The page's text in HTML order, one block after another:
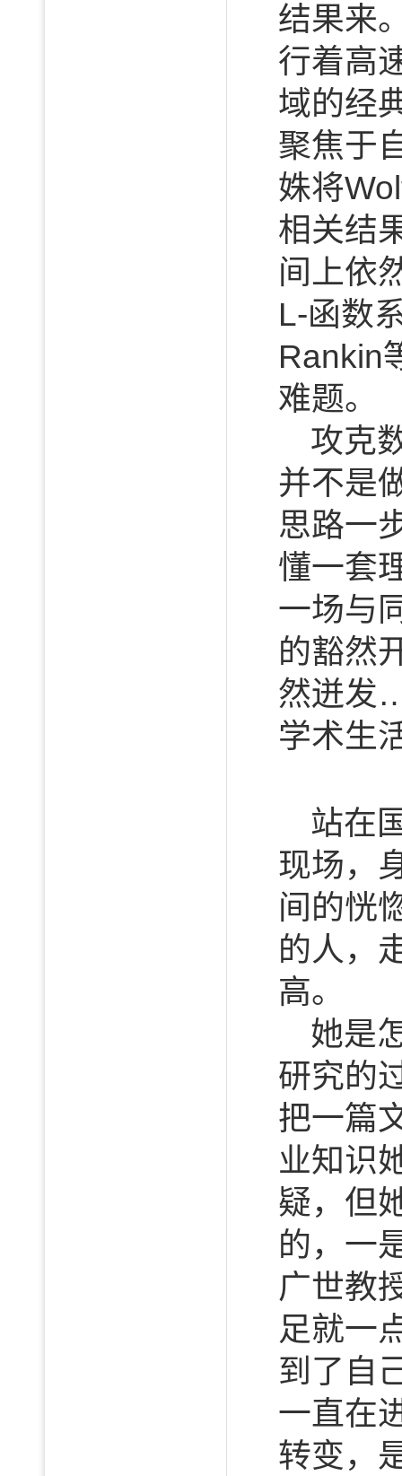
结果来
行着高
域的经
聚焦于
姝将
相关结
间上依
L-函数
Rankin
难题。
攻克
并不是
思路一
懂一套
一场与
的豁然
然迸发
学术生
站在
现场，
间的恍
的人，
高。
她是
研究的
把一篇
业知识
疑，但
的，一
广世教
足就一
到了自
一直在
转变，